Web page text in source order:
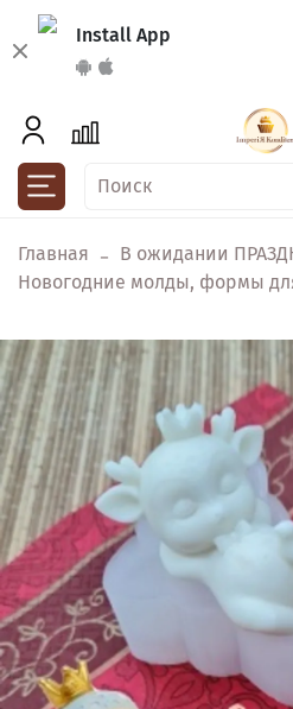
Install App
Главная В ожидании
Новогодние молды, формы